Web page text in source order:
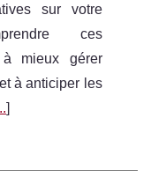
sur votre
ces
à mieux gérer
à anticiper les
]